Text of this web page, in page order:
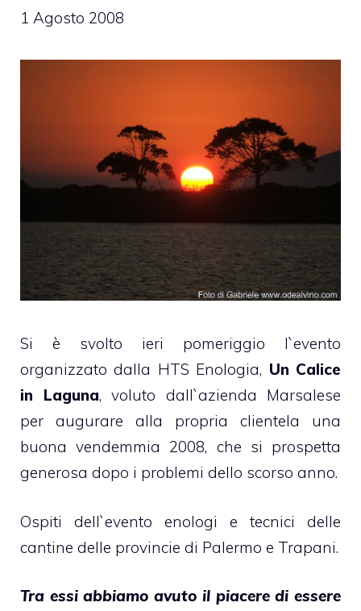
1 Agosto 2008
Si è svolto ieri pomeriggio l`evento
organizzato dalla HTS Enologia, Un Calice
in Laguna, voluto dall`azienda Marsalese
per augurare alla propria clientela una
buona vendemmia 2008, che si prospetta
generosa dopo i problemi dello scorso anno.
Ospiti dell`evento enologi e tecnici delle
cantine delle provincie di Palermo e Trapani.
Tra essi abbiamo avuto il piacere di essere